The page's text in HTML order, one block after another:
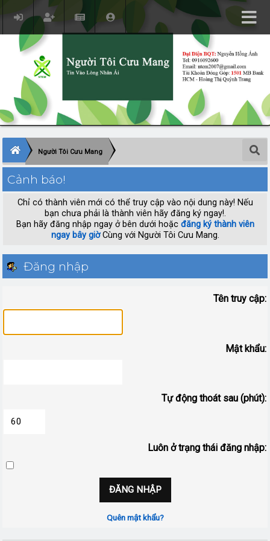
Người Tôi Cưu Mang
Cảnh báo!
Chỉ có thành viên mới có thể truy cập vào nội dung này! Nếu
bạn chưa phải là thành viên hãy đăng ký ngay!.
Bạn hãy đăng nhập ngay ở bên dưới hoặc đăng ký thành viên
ngay bây giờCùng với Người Tôi Cưu Mang.
Đăng nhập
Tên truy cập:
Mật khẩu:
Tự động thoát sau (phút):
Luôn ở trạng thái đăng nhập:
Quên mật khẩu?